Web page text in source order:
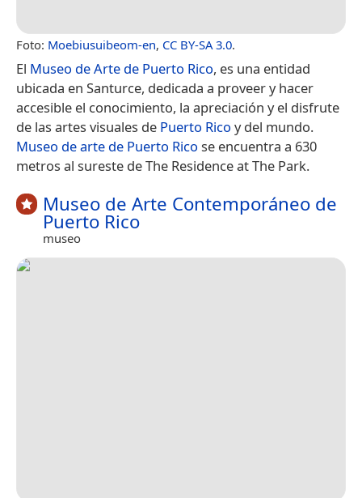
Foto: Moebiusuibeom-en, CC BY-SA 3.0.
El Museo de Arte de Puerto Rico, es una entidad
ubicada en Santurce, dedicada a proveer y hacer
accesible el conocimiento, la apreciación y el disfrute
de las artes visuales de Puerto Rico y del mundo.
Museo de arte de Puerto Rico se encuentra a 630
metros al sureste de The Residence at The Park.
Museo de Arte Contemporáneo de
Puerto Rico
museo